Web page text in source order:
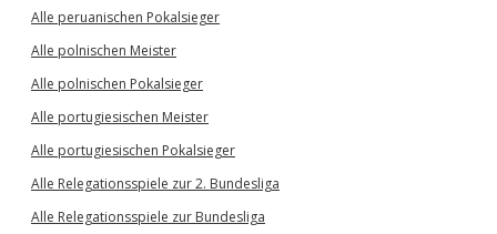
Alle peruanischen Pokalsieger
Alle polnischen Meister
Alle polnischen Pokalsieger
Alle portugiesischen Meister
Alle portugiesischen Pokalsieger
Alle Relegationsspiele zur 2. Bundesliga
Alle Relegationsspiele zur Bundesliga